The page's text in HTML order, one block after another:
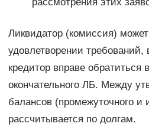
рассмотрения этих
Ликвидатор (комиссия) может
удовлетворении требований,
кредитор вправе обратиться
окончательного ЛБ. Между
балансов (промежуточного и
рассчитывается по долгам.